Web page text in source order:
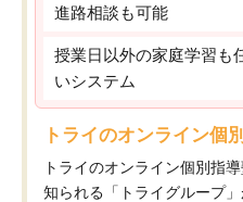
進路相談も可能
授業日以外の家庭学習も
いシステム
トライのオンライン個
トライのオンライン個別指
知られる「トライグループ